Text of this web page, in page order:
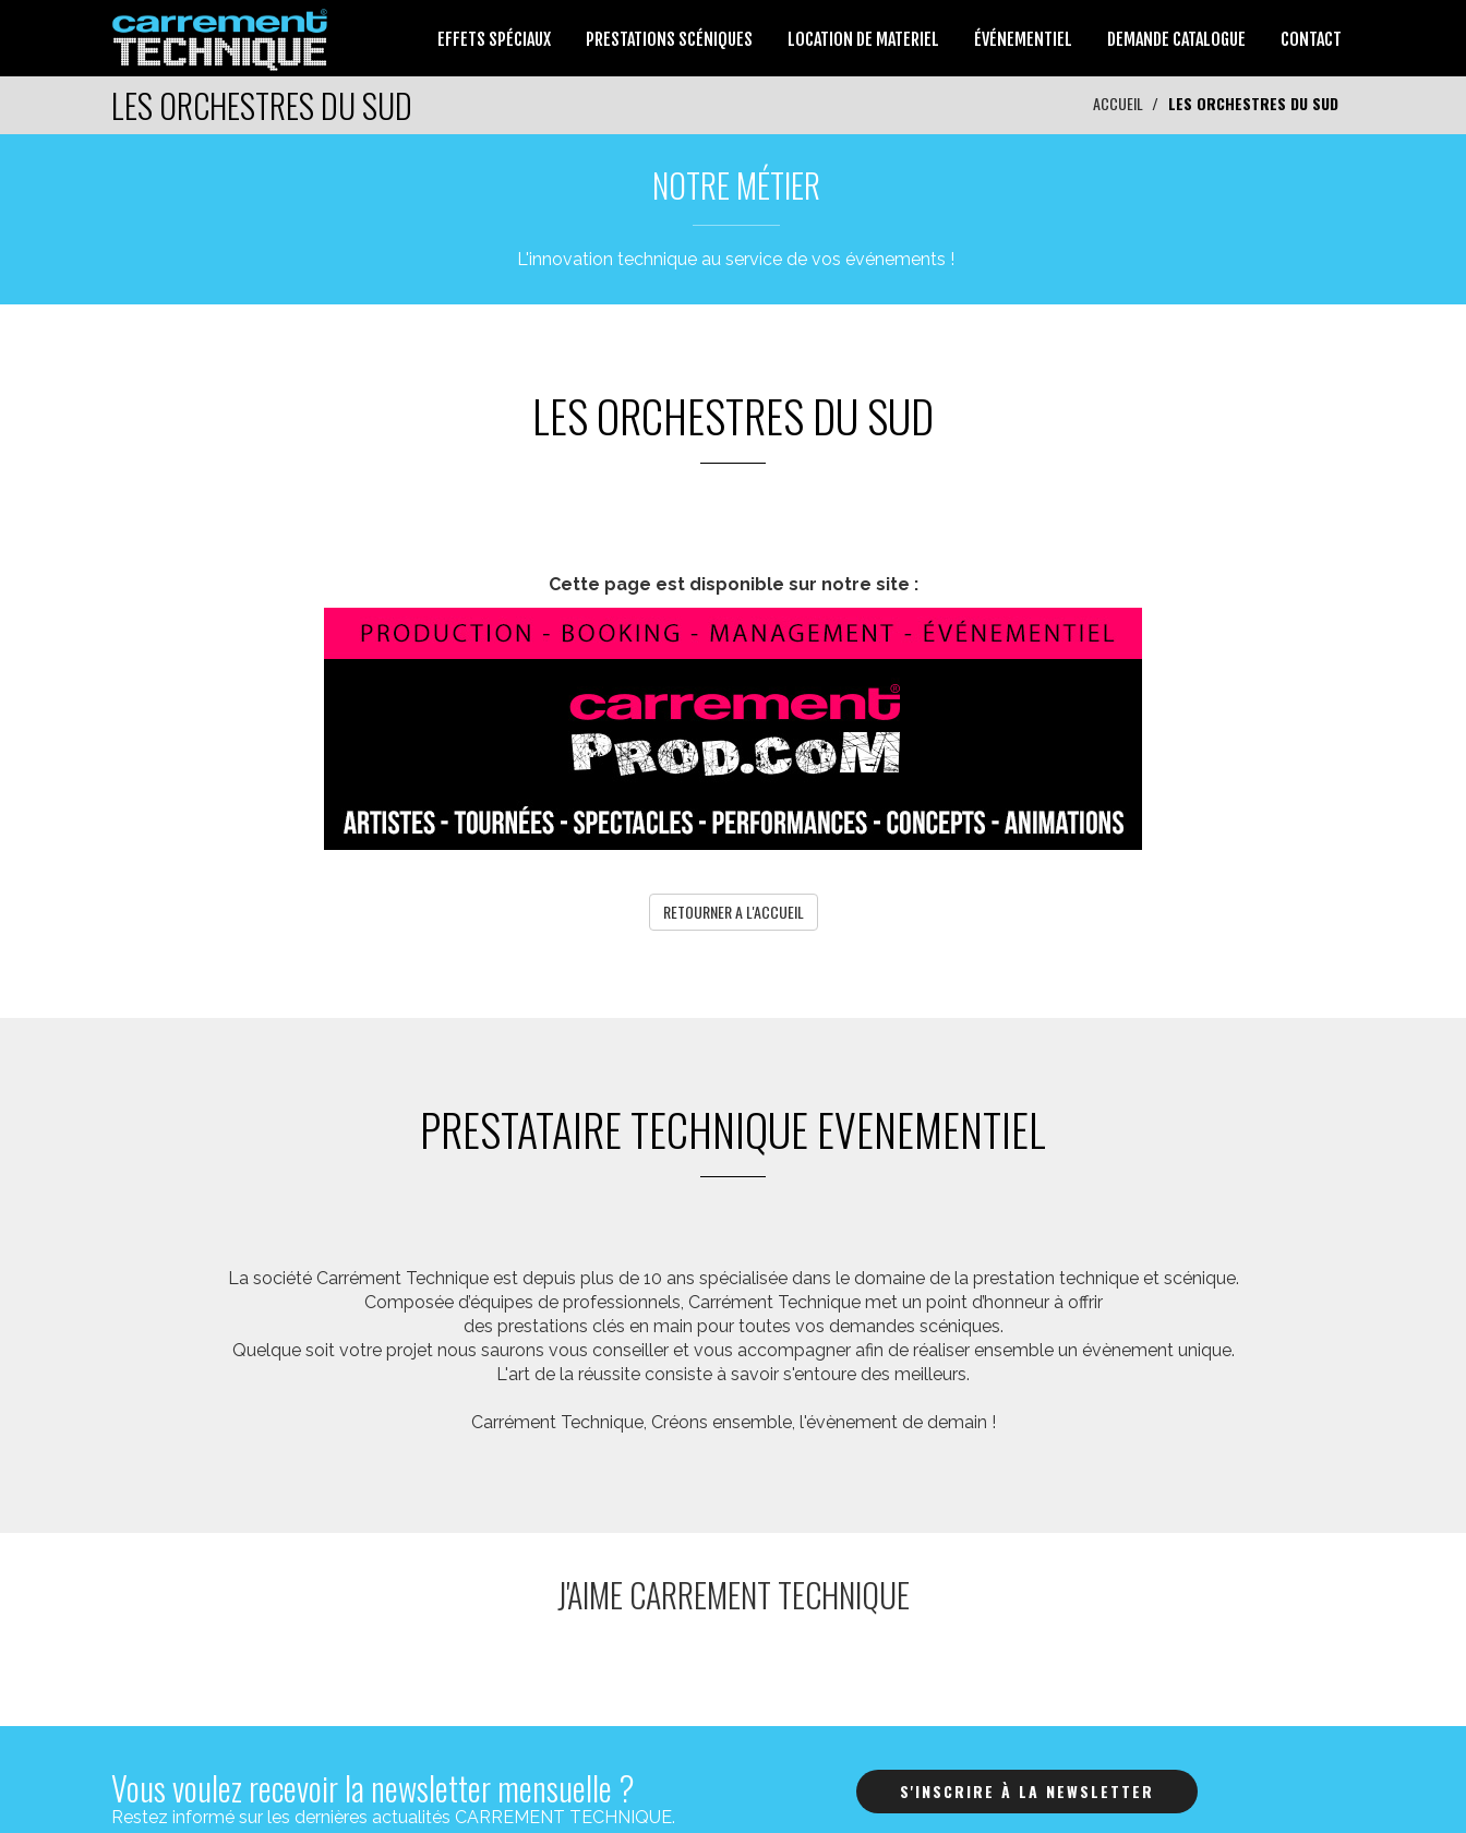
EFFETS SPÉCIAUX PRESTATIONS SCÉNIQUES LOCATION DE MATERIEL ÉVÉNEMENTIEL DEMANDE CATALOGUE CONTACT
LES ORCHESTRES DU SUD ACCUEIL LES ORCHESTRES DU SUD
NOTRE MÉTIER
L'innovation technique au service de vos événements !
LES ORCHESTRES DU SUD
Cette page est disponible sur notre site :
RETOURNER A L'ACCUEIL
PRESTATAIRE TECHNIQUE EVENEMENTIEL
La société Carrément Technique est depuis plus de 10 ans spécialisée dans le domaine de la prestation technique et scénique.
Composée d’équipes de professionnels, Carrément Technique met un point d’honneur à offrir
des prestations clés en main pour toutes vos demandes scéniques.
Quelque soit votre projet nous saurons vous conseiller et vous accompagner afin de réaliser ensemble un évènement unique.
L'art de la réussite consiste à savoir s'entoure des meilleurs.
Carrément Technique, Créons ensemble, l'évènement de demain !
J'AIME CARREMENT TECHNIQUE
Vous voulez recevoir la newsletter mensuelle ?
Restez informé sur les dernières actualités CARREMENT TECHNIQUE.
S'INSCRIRE À LA NEWSLETTER